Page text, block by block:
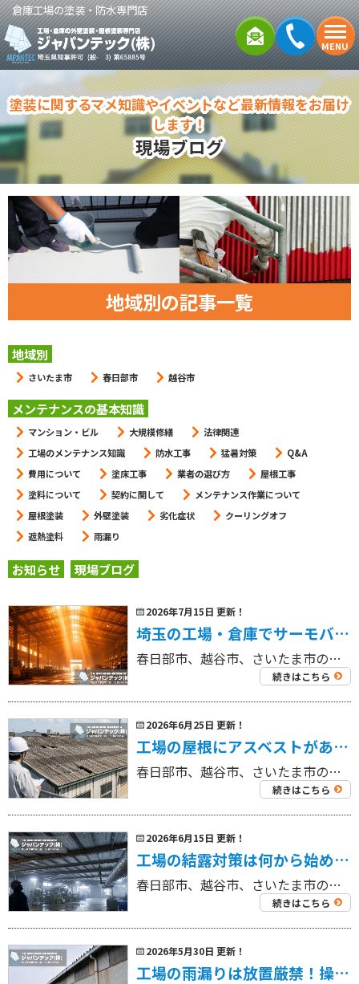
MENU
倉庫工場の塗装・防水専門店
塗装に関するマメ知識やイベントなど最新情報をお届け
します！
現場ブログ
地域別の記事一覧
地域別
さいたま市 春日部市 越谷市
メンテナンスの基本知識
マンション・ビル 大規模修繕
法律関連
工場のメンテナンス知識
防水工事 猛暑対策
Q&A
費用について
塗床工事 業者の選び方
屋根工事
塗料について
契約に関して
メンテナンス作業について
屋根塗装
外壁塗装 劣化症状
クーリングオフ
遮熱塗料
雨漏り
お知らせ 現場ブログ
2026年7月15日 更新！
埼玉の工場・倉庫でサーモバリアを検討するなら？施工事例から見る効果・費用・遮熱塗料との違い
春日部市、越谷市、さいたま市の工場を中心に外壁塗装工事・屋根塗装工事、リフォーム工事を専門にしている 工場・倉庫の外壁塗装・屋根塗装専門店ジャパンテック（株）です！ 代表取締役の奈良部です！ 夏場の工場や倉庫では、屋根か […]
続きはこちら
2026年6月25日 更新！
工場の屋根にアスベストがあるかも？塗装・カバー工法・解体前に確認すべき判断基準
春日部市、越谷市、さいたま市の工場を中心に外壁塗装工事・屋根塗装工事、リフォーム工事を専門にしている 工場・倉庫の外壁塗装・屋根塗装専門店ジャパンテック（株）です！ 代表取締役の奈良部です！ 工場や倉庫の波形スレート屋根 […]
続きはこちら
2026年6月15日 更新！
工場の結露対策は何から始める？原因別チェックと改善方法を専門業者が解説
春日部市、越谷市、さいたま市の工場を中心に外壁塗装工事・屋根塗装工事、リフォーム工事を専門にしている 工場・倉庫の外壁塗装・屋根塗装専門店ジャパンテック（株）です！ 代表取締役の奈良部です！ 工場内で天井や壁、配管、床ま […]
続きはこちら
2026年5月30日 更新！
工場の雨漏りは放置厳禁！操業トラブルを防ぐ原因調査と修理の進め方